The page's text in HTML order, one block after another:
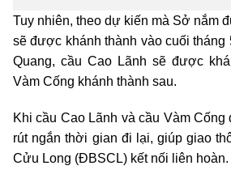
Tuy nhiên, theo dự kiến mà Sở nắm
sẽ được khánh thành vào cuối tháng
Quang, cầu Cao Lãnh sẽ được
Vàm Cống khánh thành sau.
Khi cầu Cao Lãnh và cầu Vàm
rút ngắn thời gian đi lại, giúp giao
Cửu Long (ĐBSCL) kết nối liên hoàn.